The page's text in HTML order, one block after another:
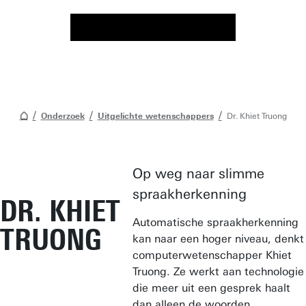
Onderzoek Uitgelichte wetenschappers Dr. Khiet Truong
DR. KHIET
TRUONG
Op weg naar slimme
spraakherkenning
Automatische spraakherkenning
kan naar een hoger niveau, denkt
computerwetenschapper Khiet
Truong. Ze werkt aan technologie
die meer uit een gesprek haalt